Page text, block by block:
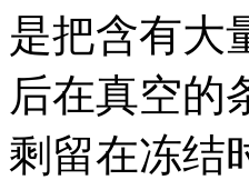
是把含有大
后在真空的
剩留在冻结